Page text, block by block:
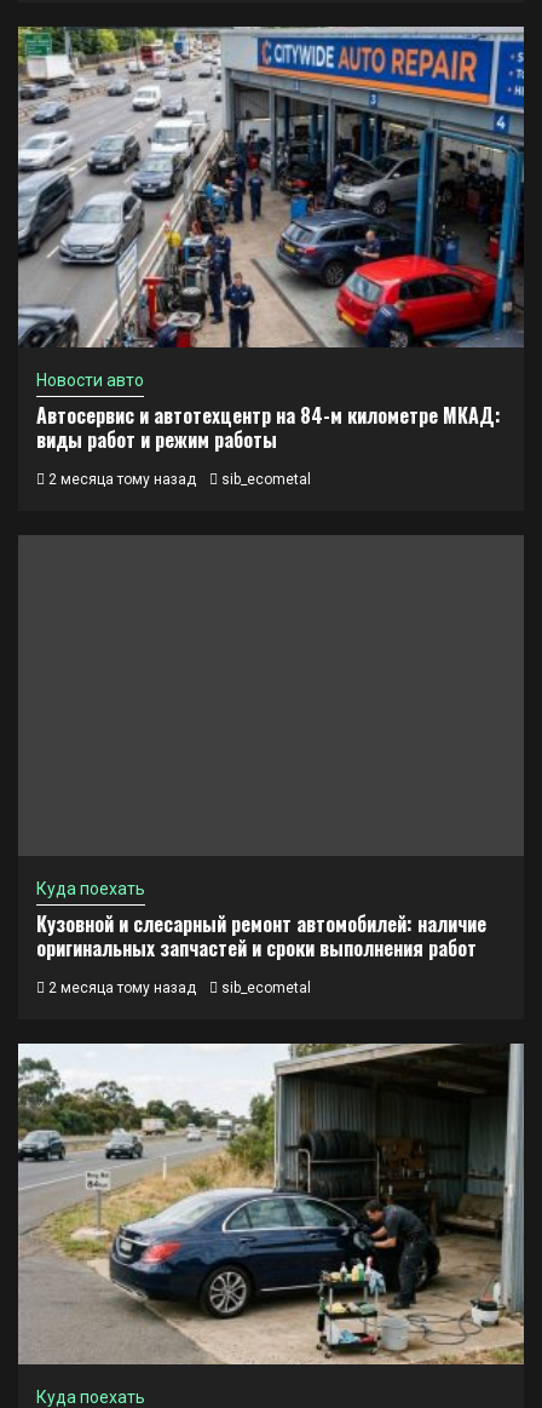
Новости авто
Автосервис и автотехцентр на 84-м километре МКАД:
виды работ и режим работы
2 месяца тому назад sib_ecometal
Куда поехать
Кузовной и слесарный ремонт автомобилей: наличие
оригинальных запчастей и сроки выполнения работ
2 месяца тому назад sib_ecometal
Куда поехать